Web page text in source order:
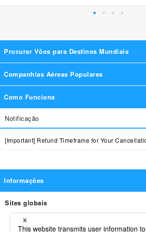
Procurar Vôos para Destinos Mundiais
Ásia
Oriente Médio
Companhias Aéreas Populares
TAP Portugal
Japan Airlines
Emirates Airlines Asiana Airlines Air
Qatar Airways British Airways
Lufthansa German Airlines Air China
Royal Air Maroc Brussels Airlines
Como Funciona
vez!
Desde bilhetes de avião mais
voo, modifique a sua pesquisa
ano!
A linha direta de apoio ao cliente
disponível para o ajudar 365 dias
* As consultas sobre Voos
Notificação
[Important] Refund Timeframe for Your
Informações
・ Restrições para Transporte de Líquidos e Gels
Internacionais
Sites globais